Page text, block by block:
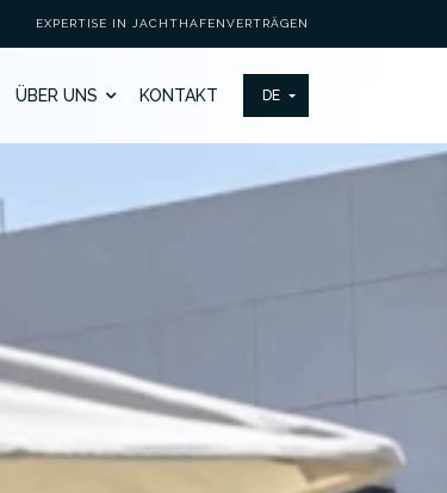
EXPERTISE IN JACHTHAFENVERTRÄGEN
ÜBER UNS KONTAKT